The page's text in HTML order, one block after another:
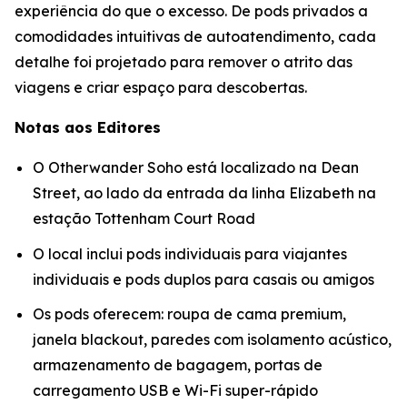
experiência do que o excesso. De pods privados a
comodidades intuitivas de autoatendimento, cada
detalhe foi projetado para remover o atrito das
viagens e criar espaço para descobertas.
Notas aos Editores
O Otherwander Soho está localizado na Dean
Street, ao lado da entrada da linha Elizabeth na
estação Tottenham Court Road
O local inclui pods individuais para viajantes
individuais e pods duplos para casais ou amigos
Os pods oferecem: roupa de cama premium,
janela blackout, paredes com isolamento acústico,
armazenamento de bagagem, portas de
carregamento USB e Wi-Fi super-rápido